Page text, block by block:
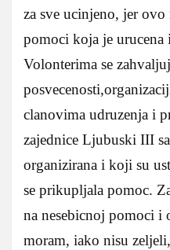
za sve ucinjeno, jer
pomoci koja je urucena
Volonterima se
clanovima udruzenja i
zajednice Ljubuski III
organizirana i koji su
se prikupljala pomoc.
na nesebicnoj pomoci i
moram, iako nisu